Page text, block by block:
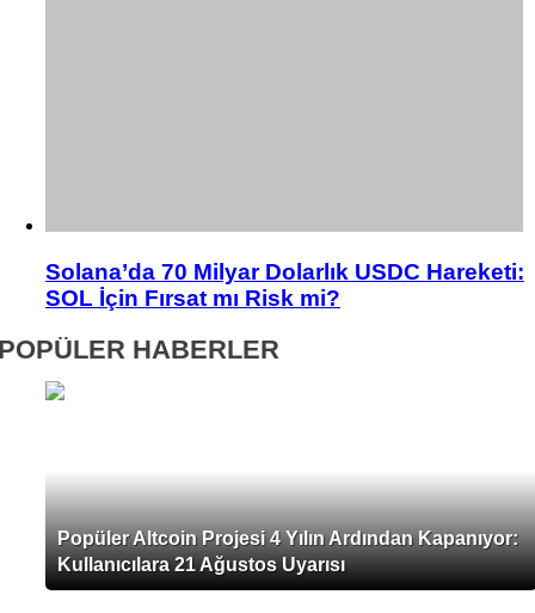
Solana’da 70 Milyar Dolarlık USDC Hareketi:
SOL İçin Fırsat mı Risk mi?
HABERLER
Popüler Altcoin Projesi 4 Yılın Ardından Kapanıyor:
Kullanıcılara 21 Ağustos Uyarısı